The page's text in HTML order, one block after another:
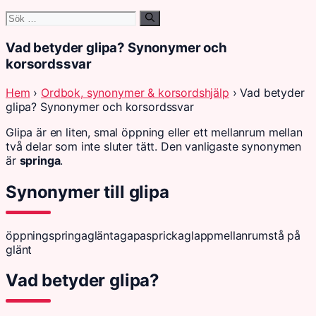
Sök
Vad betyder glipa? Synonymer och
korsordssvar
Hem › Ordbok, synonymer & korsordshjälp › Vad betyder
glipa? Synonymer och korsordssvar
Glipa är en liten, smal öppning eller ett mellanrum mellan
två delar som inte sluter tätt. Den vanligaste synonymen
är springa.
Synonymer till glipa
öppningspringagläntagapasprickaglappmellanrumstå på
glänt
Vad betyder glipa?